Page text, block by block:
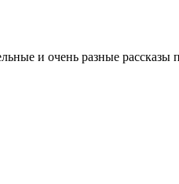
и очень разные рассказы